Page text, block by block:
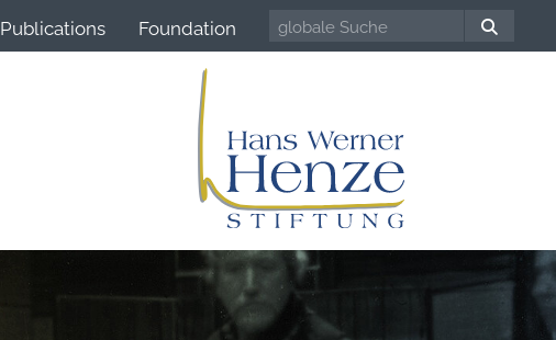
Publications Foundation